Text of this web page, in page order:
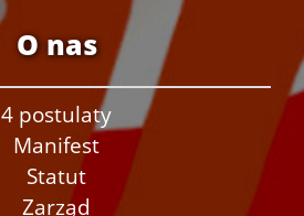
O nas
4 postulaty
Manifest
Statut
Zarząd